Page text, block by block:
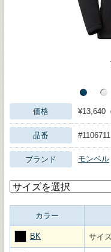
価格 ¥13,640
品番 #1106711
ブランド モンベル
カラー
BK サイ